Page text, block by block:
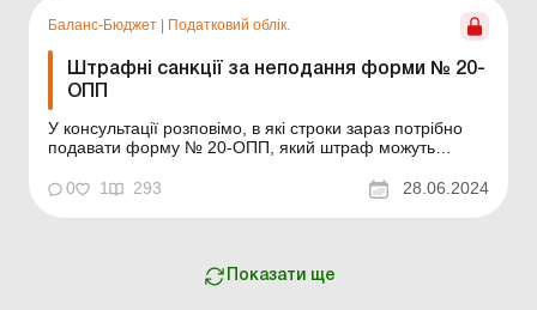
Баланс-Бюджет | Податковий облік.
Штрафні санкції за неподання форми № 20-
ОПП
У консультації розповімо, в які строки зараз потрібно
подавати форму № 20-ОПП, який штраф можуть
неподання або несвоєчасне подання, та
проаналізуємо судову практику із цього питання. У
0 1 293 28.06.2024
Показати ще